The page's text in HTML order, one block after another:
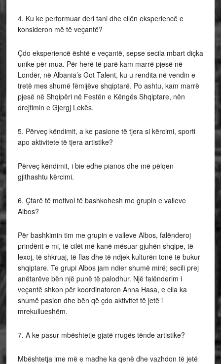
4. Ku ke performuar deri tani dhe cilën eksperiencë e
konsideron më të veçantë?
Çdo eksperiencë është e veçantë, sepse secila mbart diçka
unike për mua. Për herë të parë kam marrë pjesë në
Londër, në Albania’s Got Talent, ku u rendita në vendin e
tretë mes shumë fëmijëve shqiptarë. Po ashtu, kam marrë
pjesë në Shqipëri në Festën e Këngës Shqiptare, nën
drejtimin e Gjergj Lekës.
5. Përveç këndimit, a ke pasione të tjera si kërcimi, sporti
apo aktivitete të tjera artistike?
Përveç këndimit, i bie edhe pianos dhe më pëlqen
gjithashtu kërcimi.
6. Çfarë të motivoi të bashkohesh me grupin e valleve
Albos?
Për bashkimin tim me grupin e valleve Albos, falënderoj
prindërit e mi, të cilët më kanë mësuar gjuhën shqipe, të
lexoj, të shkruaj, të flas dhe të ndjek kulturën tonë të bukur
shqiptare. Te grupi Albos jam ndier shumë mirë; secili prej
anëtarëve bën një punë të palodhur. Një falënderim i
veçantë shkon për koordinatoren Anna Hasa, e cila ka
shumë pasion dhe bën që çdo aktivitet të jetë i
mrekullueshëm.
7. A ke pasur mbështetje gjatë rrugës tënde artistike?
Mbështetja ime më e madhe ka qenë dhe vazhdon të jetë